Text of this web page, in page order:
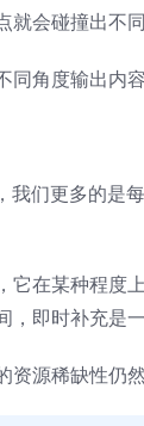
会碰撞出不
角度输出内容
们更多的是
它在某种程度
即时补充是一
源稀缺性仍